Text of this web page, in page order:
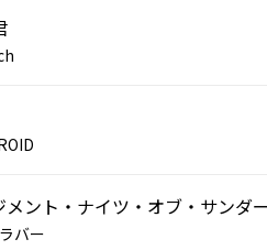
バー